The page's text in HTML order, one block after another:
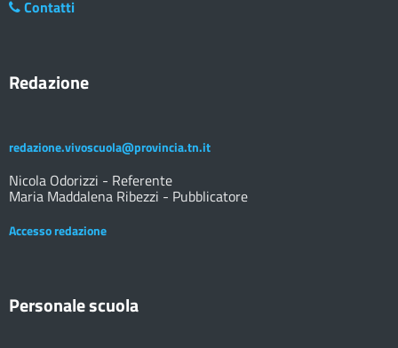
Contatti
Redazione
redazione.vivoscuola@provincia.tn.it
Nicola Odorizzi - Referente
Maria Maddalena Ribezzi - Pubblicatore
Accesso redazione
Personale scuola